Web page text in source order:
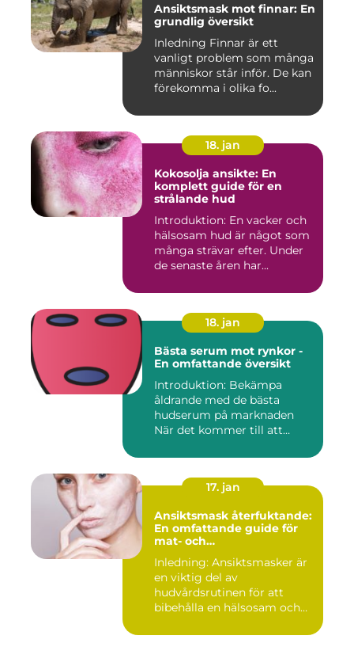
Ansiktsmask mot finnar: En
grundlig översikt
Inledning Finnar är ett
vanligt problem som många
människor står inför. De kan
förekomma i olika fo...
18. jan
Kokosolja ansikte: En
komplett guide för en
strålande hud
Introduktion: En vacker och
hälsosam hud är något som
många strävar efter. Under
de senaste åren har...
18. jan
Bästa serum mot rynkor -
En omfattande översikt
Introduktion: Bekämpa
åldrande med de bästa
hudserum på marknaden
När det kommer till att
17. jan
Ansiktsmask återfuktande:
En omfattande guide för
mat- och
Inledning: Ansiktsmasker är
en viktig del av
hudvårdsrutinen för att
bibehålla en hälsosam och